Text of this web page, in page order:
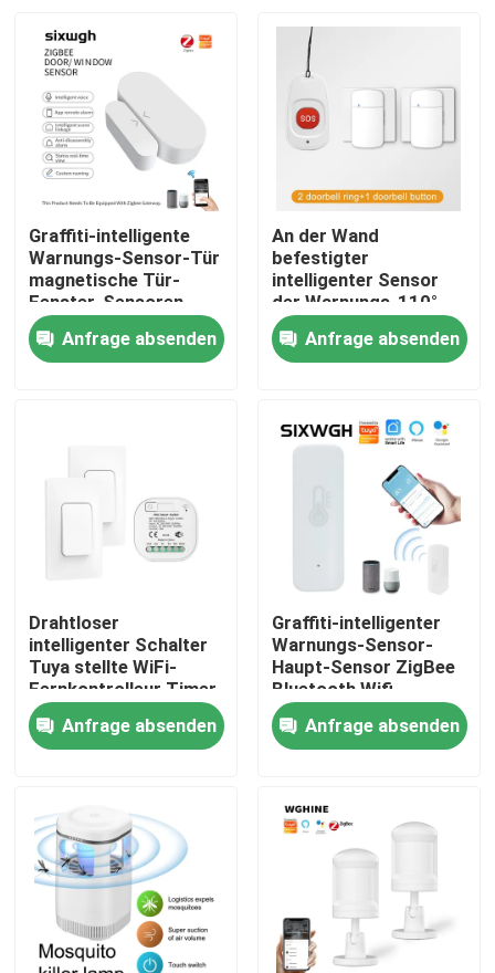
Haus
Über uns
Fabrik-Ausflug
Qualitätskontrolle
Treten Sie mit uns in Verbindung
Fordern Sie ein Zitat
Intelligenter Schalter Homekit
WLAN-Smart-Switches
Zigbee Smart Switch
Graffiti-intelligente
Warnungs-Sensor-Tür
magnetische Tür-
Fenster-Sensoren
ZigBee intelligente
drahtlose
Anfrage absenden
An der Wand
befestigter
intelligenter Sensor
der Warnungs-110°
Anfrage absenden
Drahtloser
intelligenter Schalter
Tuya stellte WiFi-
Fernkontrolleur Timer
ein
Anfrage absenden
Graffiti-intelligenter
Warnungs-Sensor-
Haupt-Sensor ZigBee
Bluetooth Wifi
Anfrage absenden